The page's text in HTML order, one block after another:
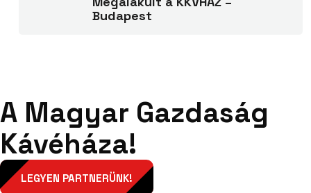
Budapest
A Magyar Gazdaság
Kávéháza!
LEGYEN PARTNERÜNK!